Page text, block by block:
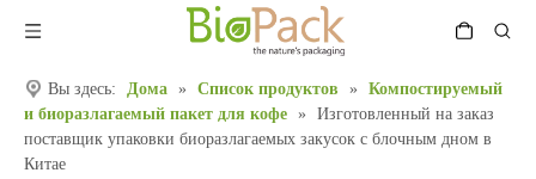
Вы здесь: Дома » Список продуктов »
Компостируемый
и биоразлагаемый пакет для кофе »
Изготовленный на заказ
поставщик упаковки биоразлагаемых закусок с блочным дном в
Китае